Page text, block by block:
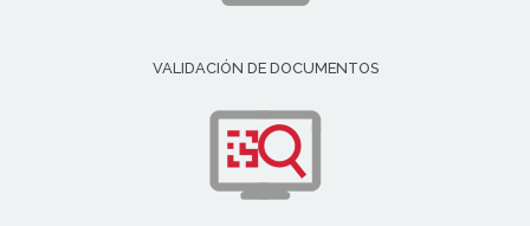
VALIDACIÓN DE DOCUMENTOS